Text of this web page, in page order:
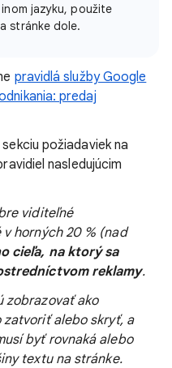
jazyku, použite
stránke dole.
pravidlá služby Google
predaj
požiadaviek na
nasledujúcim
viditeľné
horných 20 % (nad
cieľa, na ktorý sa
reklamy.
zobrazovať ako
zatvoriť alebo skryť, a
byť rovnaká alebo
textu na stránke.